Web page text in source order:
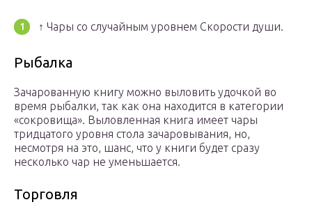
↑ Чары со случайным уровнем Скорости души.
Рыбалка
Зачарованную книгу можно выловить удочкой во
время рыбалки, так как она находится в категории
«сокровища». Выловленная книга имеет чары
тридцатого уровня стола зачаровывания, но,
несмотря на это, шанс, что у книги будет сразу
несколько чар не уменьшается.
Торговля